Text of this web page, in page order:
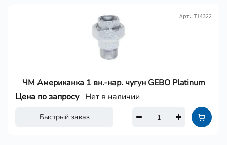
ЧМ Американка 1 вн.-нар. чугун GEBO Platinum
Арт.: Т14322
Быстрый заказ
Цена по запросу Нет в наличии